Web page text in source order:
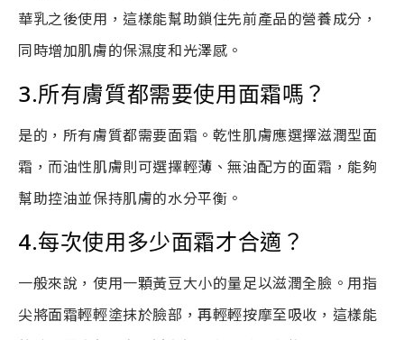
華乳之後使用，這樣能幫助鎖住先前產品的營養成分，
同時增加肌膚的保濕度和光澤感。
3.所有膚質都需要使用面霜嗎？
是的，所有膚質都需要面霜。乾性肌膚應選擇滋潤型面
霜，而油性肌膚則可選擇輕薄、無油配方的面霜，能夠
幫助控油並保持肌膚的水分平衡。
4.每次使用多少面霜才合適？
一般來說，使用一顆黃豆大小的量足以滋潤全臉。用指
尖將面霜輕輕塗抹於臉部，再輕輕按摩至吸收，這樣能